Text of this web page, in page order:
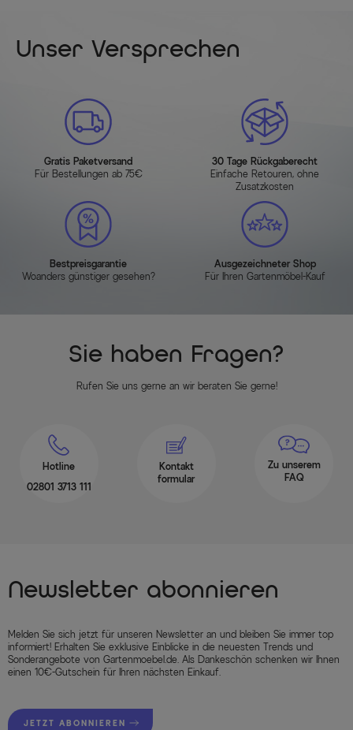
Unser Versprechen
Gratis Paketversand
Für Bestellungen ab 75€
30 Tage Rückgaberecht
Einfache Retouren, ohne
Zusatzkosten
Bestpreisgarantie
Woanders günstiger gesehen?
Ausgezeichneter Shop
Für Ihren Gartenmöbel-Kauf
Sie haben Fragen?
Rufen Sie uns gerne an wir beraten Sie gerne!
Hotline
02801 3713 111
Kontakt
formular
Zu unserem
FAQ
Newsletter abonnieren
Melden Sie sich jetzt für unseren Newsletter an und bleiben Sie immer top
informiert! Erhalten Sie exklusive Einblicke in die neuesten Trends und
Sonderangebote von Gartenmoebel.de. Als Dankeschön schenken wir Ihnen
einen 10€-Gutschein für Ihren nächsten Einkauf.
JETZT ABONNIEREN